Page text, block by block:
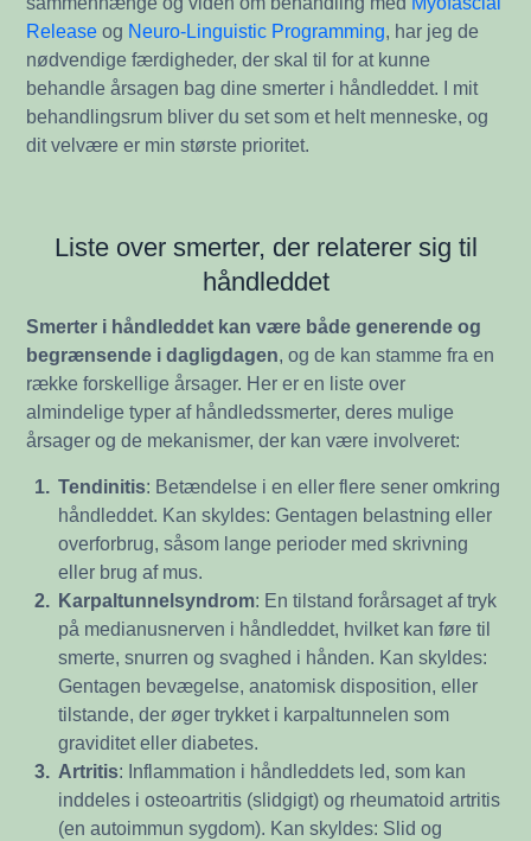
Release og Neuro-Linguistic Programming, har jeg de
nødvendige færdigheder, der skal til for at kunne
behandle årsagen bag dine smerter i håndleddet. I mit
behandlingsrum bliver du set som et helt menneske, og
dit velvære er min største prioritet.
Liste over smerter, der relaterer sig til
håndleddet
Smerter i håndleddet kan være både generende og
begrænsende i dagligdagen, og de kan stamme fra en
række forskellige årsager. Her er en liste over
almindelige typer af håndledssmerter, deres mulige
årsager og de mekanismer, der kan være involveret:
1. Tendinitis: Betændelse i en eller flere sener omkring
håndleddet. Kan skyldes: Gentagen belastning eller
overforbrug, såsom lange perioder med skrivning
eller brug af mus.
2. Karpaltunnelsyndrom: En tilstand forårsaget af tryk
på medianusnerven i håndleddet, hvilket kan føre til
smerte, snurren og svaghed i hånden. Kan skyldes:
Gentagen bevægelse, anatomisk disposition, eller
tilstande, der øger trykket i karpaltunnelen som
graviditet eller diabetes.
3. Artritis: Inflammation i håndleddets led, som kan
inddeles i osteoartritis (slidgigt) og rheumatoid artritis
(en autoimmun sygdom). Kan skyldes: Slid og